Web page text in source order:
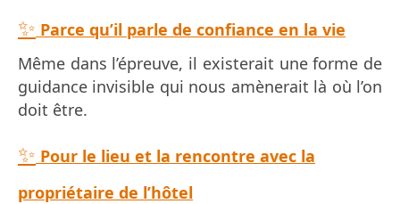
✨ Parce qu’il parle de confiance en la vie
Même dans l’épreuve, il existerait une forme de
guidance invisible qui nous amènerait là où l’on
doit être.
✨ Pour le lieu et la rencontre avec la
propriétaire de l’hôtel